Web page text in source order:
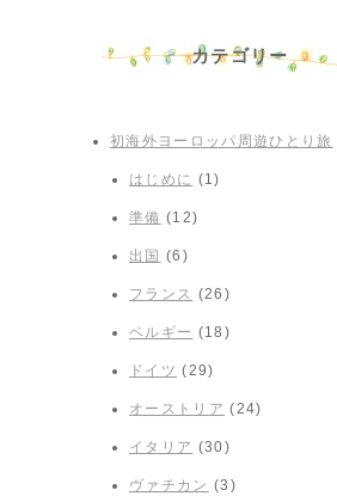
カテゴリー
初海外ヨーロッパ周遊ひとり旅
はじめに (1)
準備 (12)
出国 (6)
フランス (26)
ベルギー (18)
ドイツ (29)
オーストリア (24)
イタリア (30)
ヴァチカン (3)